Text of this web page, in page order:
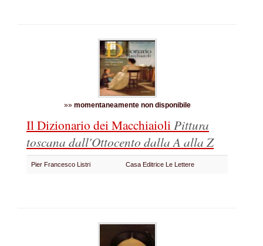
»» momentaneamente non disponibile
Il Dizionario dei MacchiaioliPittura
toscana dall'Ottocento dalla A alla Z
Pier Francesco Listri Casa Editrice Le Lettere